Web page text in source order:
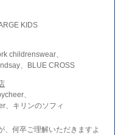
KIDS
childrenswear、
、BLUE CROSS
、
、キリンのソフィ
、何卒ご理解いただきますよ